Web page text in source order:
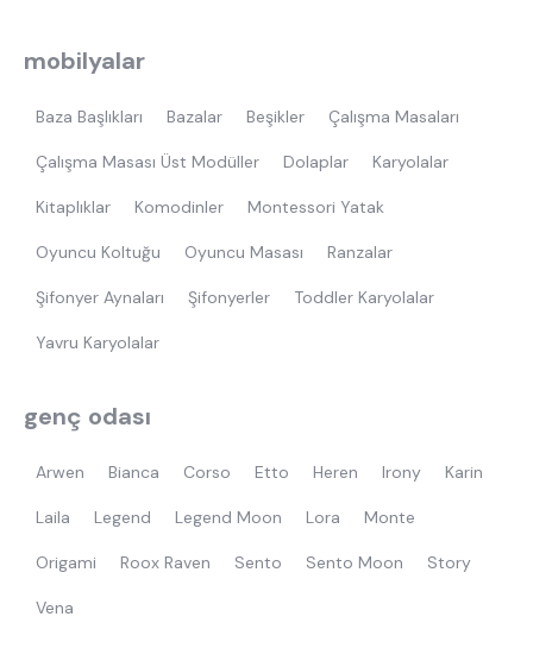
mobilyalar
Baza Başlıkları Bazalar Beşikler Çalışma Masaları
Çalışma Masası Üst Modüller Dolaplar Karyolalar
Kitaplıklar Komodinler Montessori Yatak
Oyuncu Koltuğu Oyuncu Masası Ranzalar
Şifonyer Aynaları Şifonyerler Toddler Karyolalar
Yavru Karyolalar
genç odası
Arwen Bianca Corso Etto Heren Irony Karin
Laila Legend Legend Moon Lora Monte
Origami Roox Raven Sento Sento Moon Story
Vena